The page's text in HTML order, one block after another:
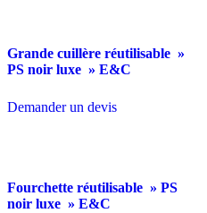
Grande cuillère réutilisable »
PS noir luxe » E&C
Demander un devis
Fourchette réutilisable » PS
noir luxe » E&C